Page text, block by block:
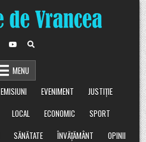
MENU
EMISIUNI EVENIMENT
JUSTIȚIE
LOCAL ECONOMIC
SPORT
SĂNĂTATE ÎNVĂȚĂMÂNT
OPINII